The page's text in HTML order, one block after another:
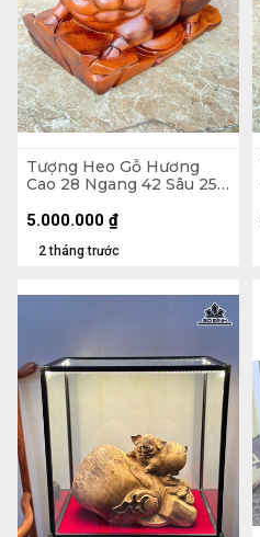
Tượng Heo Gỗ Hương
Cao 28 Ngang 42 Sâu 25
2 tháng trước
5.000.000 ₫